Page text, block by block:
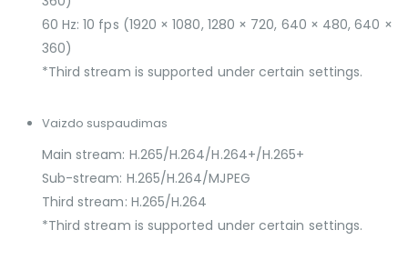
60 Hz: 10 fps (1920 × 1080, 1280 × 720, 640 × 480, 640 ×
360)
*Third stream is supported under certain settings.
Vaizdo suspaudimas
Main stream: H.265/H.264/H.264+/H.265+
Sub-stream: H.265/H.264/MJPEG
Third stream: H.265/H.264
*Third stream is supported under certain settings.